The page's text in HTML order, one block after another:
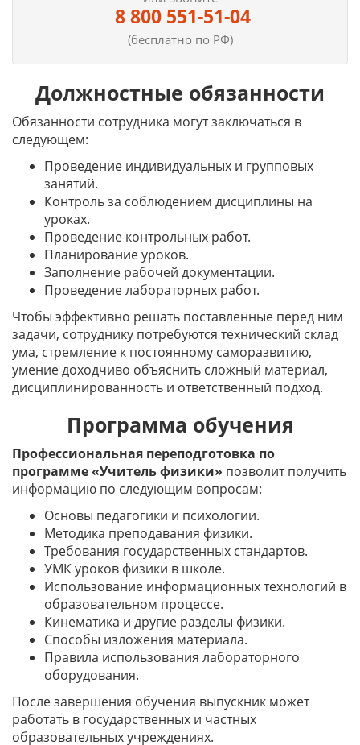
8 800 551-51-04
(бесплатно по РФ)
Должностные обязанности
Обязанности сотрудника могут заключаться в
следующем:
Проведение индивидуальных и групповых
занятий.
Контроль за соблюдением дисциплины на
уроках.
Проведение контрольных работ.
Планирование уроков.
Заполнение рабочей документации.
Проведение лабораторных работ.
Чтобы эффективно решать поставленные перед ним
задачи, сотруднику потребуются технический склад
ума, стремление к постоянному саморазвитию,
умение доходчиво объяснить сложный материал,
дисциплинированность и ответственный подход.
Программа обучения
Профессиональная переподготовка по
программе «Учитель физики» позволит получить
информацию по следующим вопросам:
Основы педагогики и психологии.
Методика преподавания физики.
Требования государственных стандартов.
УМК уроков физики в школе.
Использование информационных технологий в
образовательном процессе.
Кинематика и другие разделы физики.
Способы изложения материала.
Правила использования лабораторного
оборудования.
После завершения обучения выпускник может
работать в государственных и частных
образовательных учреждениях.